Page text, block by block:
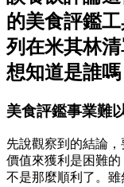
的美食評鑑
列在米其林
想知道是誰嗎
美食評鑑事業難
先說觀察到的結論
價值來獲利是困難
不是那麼順利了。